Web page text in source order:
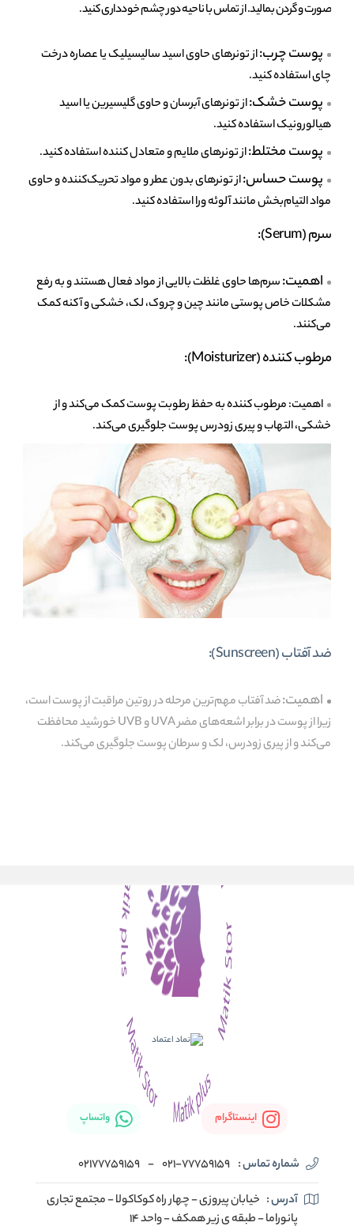
صورت و گردن بمالید. از تماس با ناحیه دور چشم خودداری کنید.
پوست چرب:از تونرهای حاوی اسید سالیسیلیک یا عصاره درخت
چای استفاده کنید.
پوست خشک:از تونرهای آبرسان و حاوی گلیسیرین یا اسید
هیالورونیک استفاده کنید.
پوست مختلط:از تونرهای ملایم و متعادل کننده استفاده کنید.
پوست حساس:از تونرهای بدون عطر و مواد تحریک‌کننده و حاوی
مواد التیام‌بخش مانند آلوئه ورا استفاده کنید.
سرم (Serum):
اهمیت:سرم‌ها حاوی غلظت بالایی از مواد فعال هستند و به رفع
مشکلات خاص پوستی مانند چین و چروک، لک، خشکی و آکنه کمک
می‌کنند.
مرطوب کننده (Moisturizer):
اهمیت: مرطوب کننده به حفظ رطوبت پوست کمک می‌کند و از
خشکی، التهاب و پیری زودرس پوست جلوگیری می‌کند.
ضد آفتاب (Sunscreen):
اهمیت:ضد آفتاب مهم‌ترین مرحله در روتین مراقبت از پوست است،
زیرا از پوست در برابر اشعه‌های مضر UVA و UVB خورشید محافظت
می‌کند و از پیری زودرس، لک و سرطان پوست جلوگیری می‌کند.
اینستاگرام واتساپ
شماره تماس : 021-77759159
-
02177759159
آدرس : خیابان پیروزی - چهار راه کوکاکولا - مجتمع تجاری
پانوراما - طبقه ی زیر همکف - واحد 14